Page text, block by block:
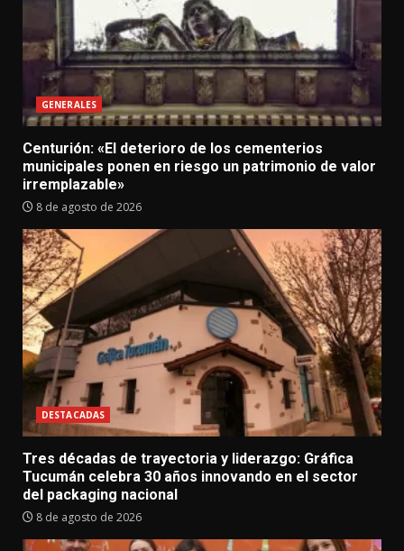
GENERALES
Centurión: «El deterioro de los cementerios
municipales ponen en riesgo un patrimonio de valor
irremplazable»
8 de agosto de 2026
DESTACADAS
Tres décadas de trayectoria y liderazgo: Gráfica
Tucumán celebra 30 años innovando en el sector
del packaging nacional
8 de agosto de 2026